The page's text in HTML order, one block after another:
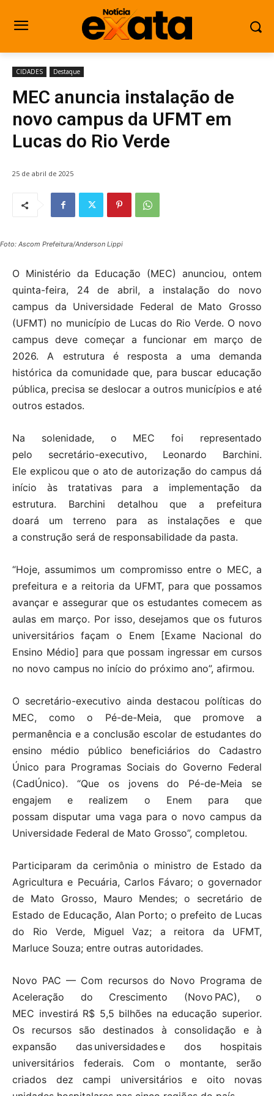
CIDADES Destaque
MEC anuncia instalação de
novo campus da UFMT em
Lucas do Rio Verde
25 de abril de 2025
Foto: Ascom Prefeitura/Anderson Lippi
O Ministério da Educação (MEC) anunciou, ontem
quinta-feira, 24 de abril, a instalação do novo
campus da Universidade Federal de Mato Grosso
(UFMT) no município de Lucas do Rio Verde. O novo
campus deve começar a funcionar em março de
2026. A estrutura é resposta a uma demanda
histórica da comunidade que, para buscar educação
pública, precisa se deslocar a outros municípios e até
outros estados.
Na solenidade, o MEC foi representado
pelo secretário-executivo, Leonardo Barchini.
Ele explicou que o ato de autorização do campus dá
início às tratativas para a implementação da
estrutura. Barchini detalhou que a prefeitura
doará um terreno para as instalações e que
a construção será de responsabilidade da pasta.
“Hoje, assumimos um compromisso entre o MEC, a
prefeitura e a reitoria da UFMT, para que possamos
avançar e assegurar que os estudantes comecem as
aulas em março. Por isso, desejamos que os futuros
universitários façam o Enem [Exame Nacional do
Ensino Médio] para que possam ingressar em cursos
no novo campus no início do próximo ano”, afirmou.
O secretário-executivo ainda destacou políticas do
MEC, como o Pé-de-Meia, que promove a
permanência e a conclusão escolar de estudantes do
ensino médio público beneficiários do Cadastro
Único para Programas Sociais do Governo Federal
(CadÚnico). “Que os jovens do Pé-de-Meia se
engajem e realizem o Enem para que
possam disputar uma vaga para o novo campus da
Universidade Federal de Mato Grosso”, completou.
Participaram da cerimônia o ministro de Estado da
Agricultura e Pecuária, Carlos Fávaro; o governador
de Mato Grosso, Mauro Mendes; o secretário de
Estado de Educação, Alan Porto; o prefeito de Lucas
do Rio Verde, Miguel Vaz; a reitora da UFMT,
Marluce Souza; entre outras autoridades.
Novo PAC — Com recursos do Novo Programa de
Aceleração do Crescimento (Novo PAC), o
MEC investirá R$ 5,5 bilhões na educação superior.
Os recursos são destinados à consolidação e à
expansão das universidades e dos hospitais
universitários federais. Com o montante, serão
criados dez campi universitários e oito novas